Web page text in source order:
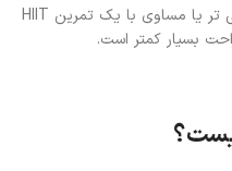
فواصل استراحت در SIT معمولاً طولانی تر یا مساوی با یک تمرین HIIT
بسیار کمتر است.